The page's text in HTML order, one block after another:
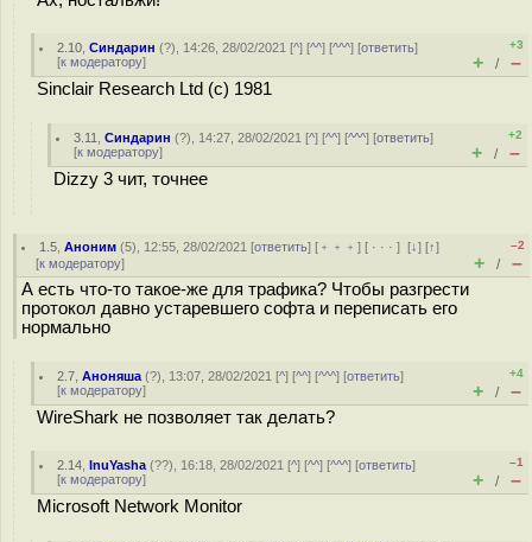
2.10 ,Синдарин (?), 14:26, 28/02/2021 [^] [^^] [^^^] [ответить]
[к модератору]
+3
+ / –
Sinclair Research Ltd (c) 1981
3.11 ,Синдарин (?), 14:27, 28/02/2021 [^] [^^] [^^^] [ответить]
[к модератору]
+2
+ / –
Dizzy 3 чит, точнее
1.5 ,Аноним (5), 12:55, 28/02/2021 [ответить] [ ﹢﹢﹢] [ · · ·][↓] [↑]
[к модератору]
–2
+ / –
А есть что-то такое-же для трафика? Чтобы разгрести
протокол давно устаревшего софта и переписать его
нормально
2.7 ,Аноняша (?), 13:07, 28/02/2021 [^] [^^] [^^^] [ответить]
[к модератору]
+4
+ / –
WireShark не позволяет так делать?
2.14 ,InuYasha (??), 16:18, 28/02/2021 [^] [^^] [^^^] [ответить]
[к модератору]
–1
+ / –
Microsoft Network Monitor